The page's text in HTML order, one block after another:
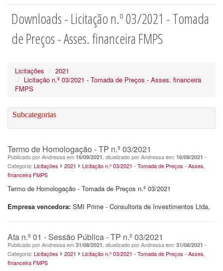
Downloads - Licitação n.º 03/2021 - Tomada
de Preços - Asses. financeira FMPS
Licitações
2021
Licitação n.º 03/2021 - Tomada de Preços - Asses. financeira
FMPS
Subcategorias
Termo de Homologação - TP n.º 03/2021
Publicado por Andressa em 16/09/2021 , atualizado por Andressa em: 16/09/2021 -
Categoria: Licitações 2021
Licitação n.º 03/2021 - Tomada de Preços - Asses.
financeira FMPS
Termo de Homologação - Tomada de Preços n.º 03/2021
Empresa vencedora: SMI Prime - Consultoria de Investimentos Ltda.
Ata n.º 01 - Sessão Pública - TP n.º 03/2021
Publicado por Andressa em 31/08/2021 , atualizado por Andressa em: 31/08/2021 -
Categoria: Licitações 2021
Licitação n.º 03/2021 - Tomada de Preços - Asses.
financeira FMPS